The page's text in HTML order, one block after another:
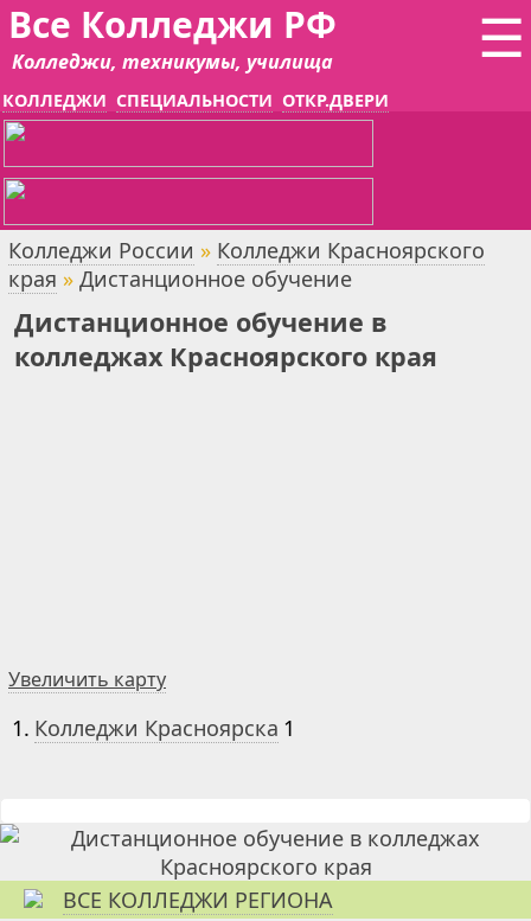
☰
Все Колледжи РФ
Колледжи, техникумы, училища
КОЛЛЕДЖИ СПЕЦИАЛЬНОСТИ ОТКР.ДВЕРИ
Колледжи России » Колледжи Красноярского
края » Дистанционное обучение
Дистанционное обучение в
колледжах Красноярского края
Увеличить карту
1. Колледжи Красноярска 1
ВСЕ КОЛЛЕДЖИ РЕГИОНА